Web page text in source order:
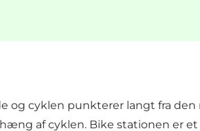
cyklen punkterer langt fra
af cyklen. Bike stationen er